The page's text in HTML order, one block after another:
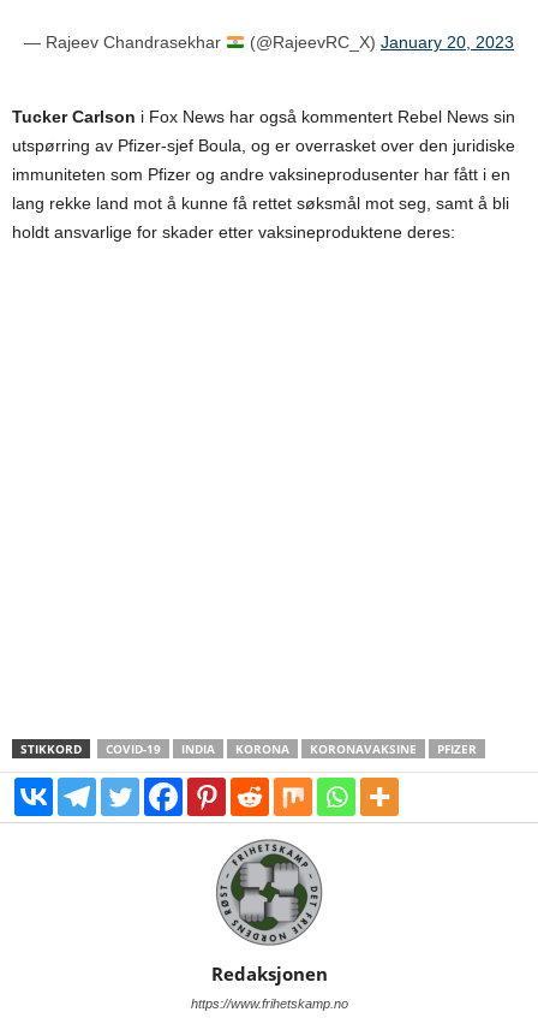
— Rajeev Chandrasekhar (@RajeevRC_X) January 20, 2023
Tucker Carlson i Fox News har også kommentert Rebel News sin
utspørring av Pfizer-sjef Boula, og er overrasket over den juridiske
immuniteten som Pfizer og andre vaksineprodusenter har fått i en
lang rekke land mot å kunne få rettet søksmål mot seg, samt å bli
holdt ansvarlige for skader etter vaksineproduktene deres:
STIKKORD COVID-19 INDIA KORONA KORONAVAKSINE PFIZER
Redaksjonen
https://www.frihetskamp.no